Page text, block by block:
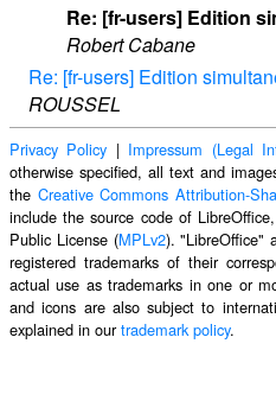
Re: [fr-users] Edition
Robert Cabane
Re: [fr-users] Edition
ROUSSEL
Privacy Policy | Impressum (Legal
otherwise specified, all text and
the Creative Commons Attribution-
include the source code of
Public License (MPLv2). "LibreOffice"
registered trademarks of their
actual use as trademarks in one or
and icons are also subject to
explained in ourtrademark policy.